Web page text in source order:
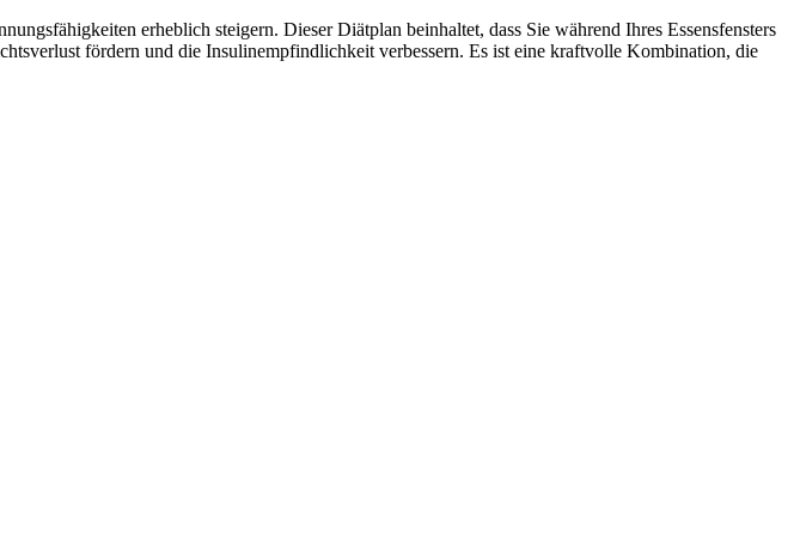
erheblich steigern. Dieser Diätplan beinhaltet, dass Sie während Ihres Essensfensters
fördern und die Insulinempfindlichkeit verbessern. Es ist eine kraftvolle Kombination, die